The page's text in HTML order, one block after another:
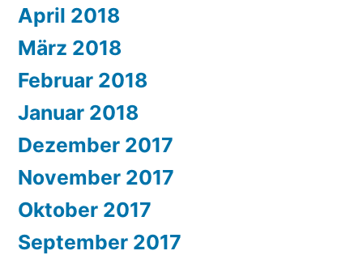
April 2018
März 2018
Februar 2018
Januar 2018
Dezember 2017
November 2017
Oktober 2017
September 2017